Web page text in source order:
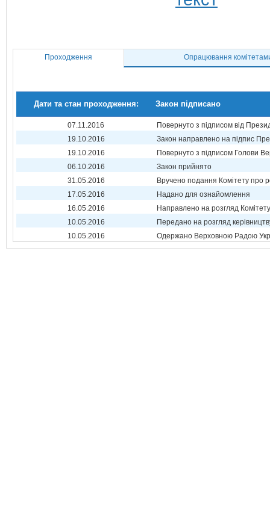
Проходження Опрацювання
Дати та стан проходження: Закон підписано
07.11.2016
Повернуто з підписом від
19.10.2016
Закон направлено на підпис
19.10.2016
Повернуто з підписом Голови
06.10.2016
Закон прийнято
31.05.2016
Вручено подання Комітету про
17.05.2016
Надано для ознайомлення
16.05.2016
Направлено на розгляд Комітету
10.05.2016
Передано на розгляд
10.05.2016
Одержано Верховною Радою